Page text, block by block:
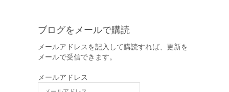
ブログをメールで購読
メールアドレスを記入して購読すれば、更新を
メールで受信できます。
メールアドレス